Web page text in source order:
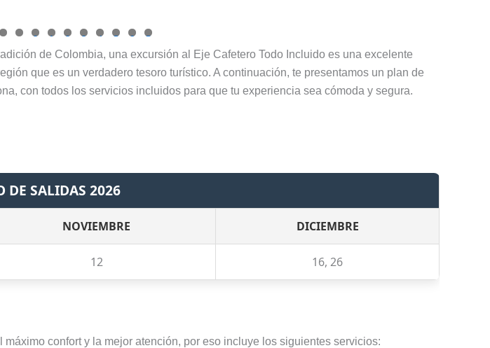
0 1 2 3 4 5 6
7
de Colombia, una excursión al Eje Cafetero Todo Incluido es una excelente
que es un verdadero tesoro turístico. A continuación, te presentamos un plan de
con todos los servicios incluidos para que tu experiencia sea cómoda y segura.
DE SALIDAS 2026
NOVIEMBRE DICIEMBRE
12 16, 26
confort y la mejor atención, por eso incluye los siguientes servicios: